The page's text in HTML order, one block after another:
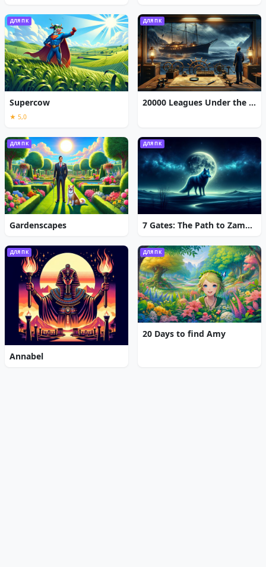
ДЛЯ ПК
Supercow
★ 5,0
ДЛЯ ПК
20000 Leagues Under the Sea: Captain Nemo
ДЛЯ ПК
Gardenscapes
ДЛЯ ПК
7 Gates: The Path to Zamolxes
ДЛЯ ПК
Annabel
ДЛЯ ПК
20 Days to find Amy